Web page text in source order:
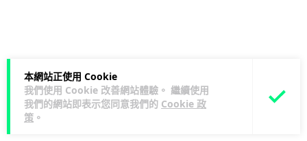
本網站正使用 Cookie
我們使用 Cookie 改善網站體驗。 繼續使用
我們的網站即表示您同意我們的 Cookie 政
策 。